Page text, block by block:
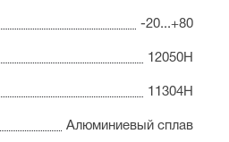
-20...+80
12050Н
11304Н
Алюминиевый сплав